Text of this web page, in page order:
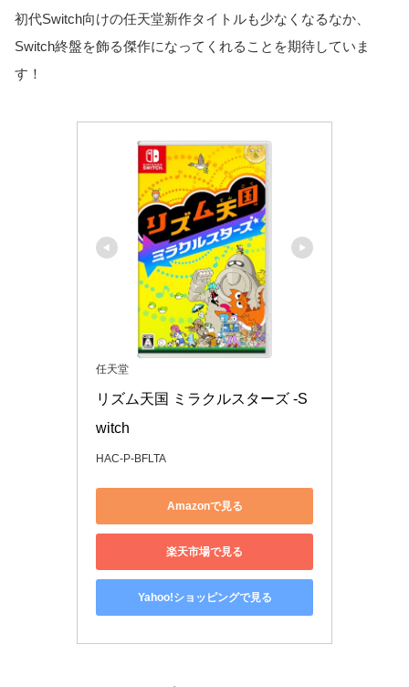
初代Switch向けの任天堂新作タイトルも少なくなるなか、
Switch終盤を飾る傑作になってくれることを期待していま
す！
任天堂
リズム天国 ミラクルスターズ -S
witch
HAC-P-BFLTA
Amazonで見る
楽天市場で見る
Yahoo!ショッピングで見る